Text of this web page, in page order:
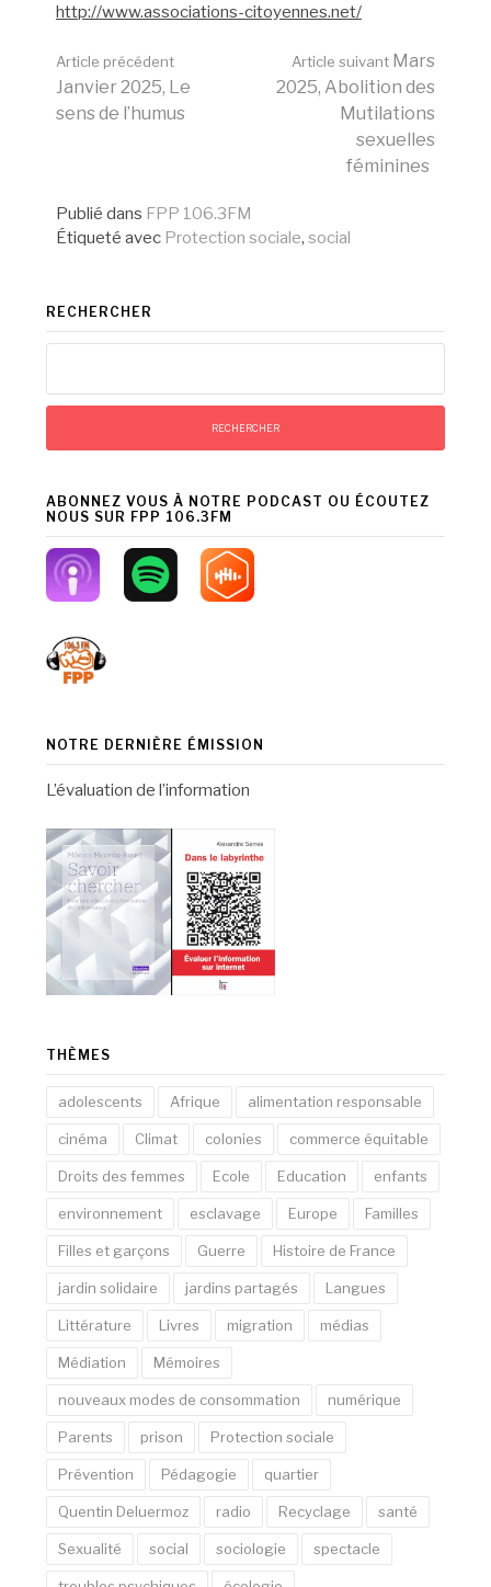
http://www.associations-citoyennes.net/
Lire
suite
Article précédent
Janvier 2025, Le
sens de l’humus
Article suivant Mars
2025, Abolition des
Mutilations
sexuelles
féminines
Publié dans FPP 106.3FM
Étiqueté avec Protection sociale, social
RECHERCHER
ABONNEZ VOUS À NOTRE PODCAST OU ÉCOUTEZ
NOUS SUR FPP 106.3FM
NOTRE DERNIÈRE ÉMISSION
L’évaluation de l’information
THÈMES
adolescents Afrique alimentation responsable
cinéma Climat colonies commerce équitable
Droits des femmes Ecole Education enfants
environnement esclavage Europe Familles
Filles et garçons Guerre Histoire de France
jardin solidaire jardins partagés Langues
Littérature Livres migration médias
Médiation Mémoires
nouveaux modes de consommation numérique
Parents prison Protection sociale
Prévention Pédagogie quartier
Quentin Deluermoz radio Recyclage santé
Sexualité social sociologie spectacle